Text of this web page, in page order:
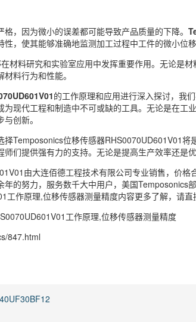
，因为微小的误差都可能导致产品质量的下降。
，使其能够准确地监测加工过程中工件的微小位
材料研究和实验室应用中发挥重要作用。无论是
料行为和性能。
的工作原理和应用进行深入探讨，我
现代工程和制造中不可或缺的工具。无论是在工
创新。
Temposonics位移传感器RHS0070UD601V01
们提供强有力的支持。无论是提高生产效率还是
由大连佰德工程技术有限公司专业销售，价
的努力，服务数千大中用户，美国Temposonics
作原理,位移传感器测量精度内容更多了解，请直
工作原理,位移传感器测量精度
847.html